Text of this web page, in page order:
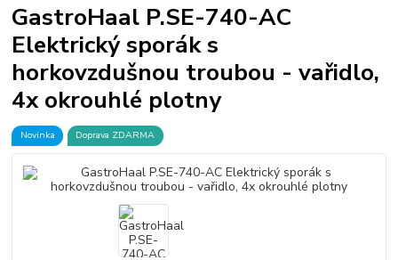
GastroHaal P.SE-740-AC
Elektrický sporák s
horkovzdušnou troubou - vařidlo,
4x okrouhlé plotny
Novinka Doprava ZDARMA